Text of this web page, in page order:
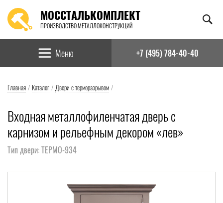
МОССТАЛЬКОМПЛЕКТ
ПРОИЗВОДСТВО МЕТАЛЛОКОНСТРУКЦИЙ
Найти:
Меню +7 (495) 784-40-40
Главная / Каталог / Двери с терморазрывом /
Входная металлофиленчатая дверь с
карнизом и рельефным декором «лев»
Тип двери: ТЕРМО-934